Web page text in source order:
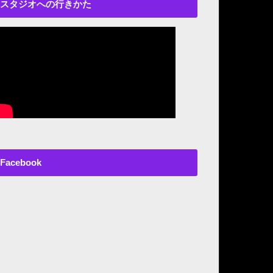
スタジオへの行きかた
Facebook